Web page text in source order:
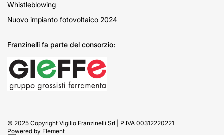
Whistleblowing
Nuovo impianto fotovoltaico 2024
Franzinelli fa parte del consorzio:
© 2025 Copyright Vigilio Franzinelli Srl | P.IVA 00312220221
Powered by Element